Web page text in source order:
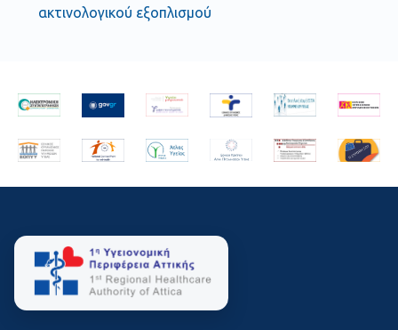
ακτινολογικού εξοπλισμού